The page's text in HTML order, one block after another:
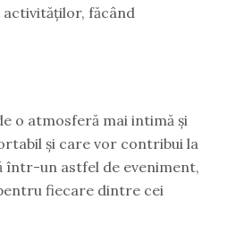
făcând
o atmosferă mai intimă și
și care vor contribui la
într-un astfel de eveniment,
fiecare dintre cei